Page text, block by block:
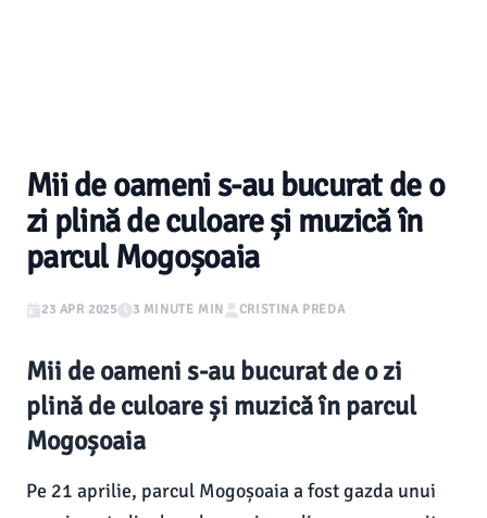
Mii de oameni s-au bucurat de o
zi plină de culoare și muzică în
parcul Mogoșoaia
23 APR 2025 3 MINUTE MIN CRISTINA PREDA
Mii de oameni s-au bucurat de o zi
plină de culoare și muzică în parcul
Mogoșoaia
Pe 21 aprilie, parcul Mogoșoaia a fost gazda unui